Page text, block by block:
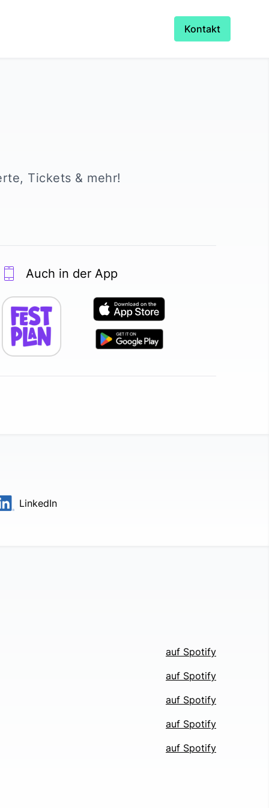
Kontakt
Tickets & mehr!
Auch in der App
LinkedIn
auf Spotify
auf Spotify
auf Spotify
auf Spotify
auf Spotify